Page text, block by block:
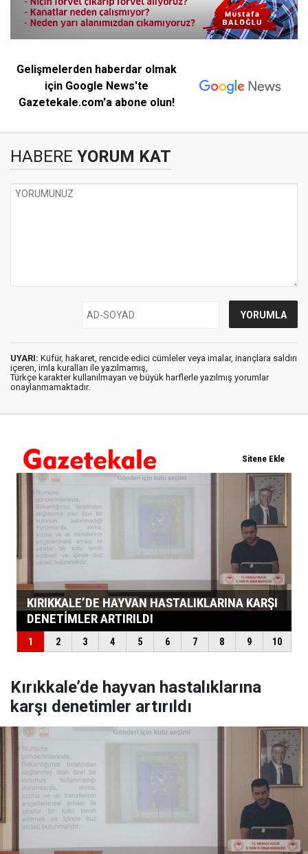
Gelişmelerden haberdar olmak
için Google News'te
Gazetekale.com'a abone olun!
HABERE YORUM KAT
UYARI: Küfür, hakaret, rencide edici cümleler veya imalar, inançlara saldırı
içeren, imla kuralları ile yazılmamış,
Türkçe karakter kullanılmayan ve büyük harflerle yazılmış yorumlar
onaylanmamaktadır.
Kırıkkale’de hayvan hastalıklarına
karşı denetimler artırıldı